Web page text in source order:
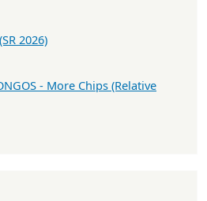
2026)
- More Chips (Relative